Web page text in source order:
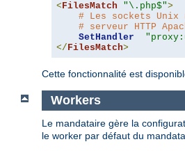
<FilesMatch "\.php$">
# Les sockets
# serveur HTTP
SetHandler
</FilesMatch>
Cette fonctionnalité est
Workers
Le mandataire gère la
le worker par défaut du